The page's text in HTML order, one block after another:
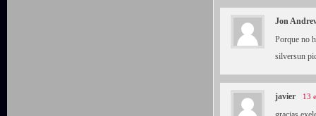
Jon
Porque no
silversun
javier 13